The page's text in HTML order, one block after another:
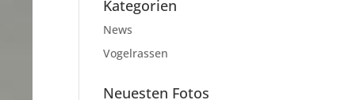
Kategorien
News
Vogelrassen
Neuesten Fotos